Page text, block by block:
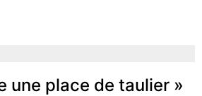
une place de taulier »